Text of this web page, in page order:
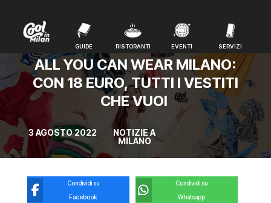
GUIDE RISTORANTI EVENTI SERVIZI
GUIDE RISTORANTI EVENTI SERVIZI
ALL YOU CAN WEAR MILANO:
CON 18 EURO, TUTTI I VESTITI
CHE VUOI
3 AGOSTO 2022
NOTIZIE A
MILANO
Condividi su
Facebook
Condividi su
Whatsapp